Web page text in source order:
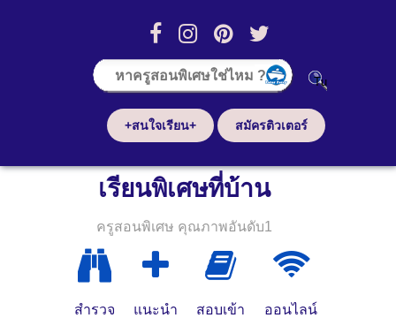
+สนใจเรียน+ สมัครติวเตอร์
เรียนพิเศษที่บ้าน
ครูสอนพิเศษ คุณภาพอันดับ1
สำรวจ แนะนำ สอบเข้า ออนไลน์